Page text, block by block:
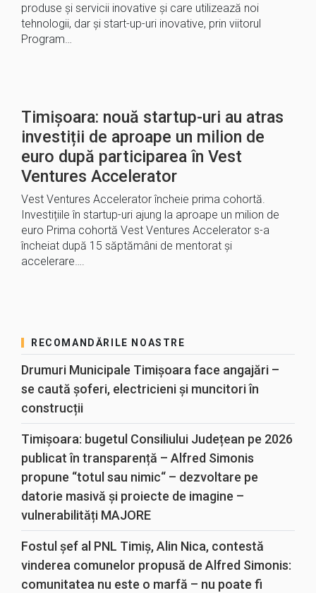
produse și servicii inovative și care utilizează noi
tehnologii, dar și start-up-uri inovative, prin viitorul
Program…
Timișoara: nouă startup-uri au atras
investiții de aproape un milion de
euro după participarea în Vest
Ventures Accelerator
Vest Ventures Accelerator încheie prima cohortă.
Investițiile în startup-uri ajung la aproape un milion de
euro Prima cohortă Vest Ventures Accelerator s-a
încheiat după 15 săptămâni de mentorat și
accelerare….
RECOMANDĂRILE NOASTRE
Drumuri Municipale Timișoara face angajări –
se caută șoferi, electricieni și muncitori în
construcții
Timișoara: bugetul Consiliului Județean pe 2026
publicat în transparență – Alfred Simonis
propune “totul sau nimic“ – dezvoltare pe
datorie masivă și proiecte de imagine –
vulnerabilități MAJORE
Fostul șef al PNL Timiș, Alin Nica, contestă
vinderea comunelor propusă de Alfred Simonis:
comunitatea nu este o marfă – nu poate fi